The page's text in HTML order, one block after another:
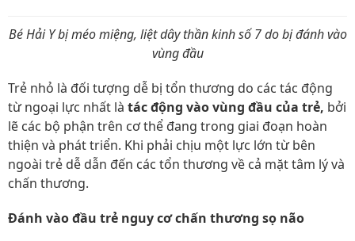
Bé Hải Y bị méo miệng, liệt dây thần kinh số 7 do bị đánh vào
vùng đầu
Trẻ nhỏ là đối tượng dễ bị tổn thương do các tác động
từ ngoại lực nhất là tác động vào vùng đầu của trẻ, bởi
lẽ các bộ phận trên cơ thể đang trong giai đoạn hoàn
thiện và phát triển. Khi phải chịu một lực lớn từ bên
ngoài trẻ dễ dẫn đến các tổn thương về cả mặt tâm lý và
chấn thương.
Đánh vào đầu trẻ nguy cơ chấn thương sọ não